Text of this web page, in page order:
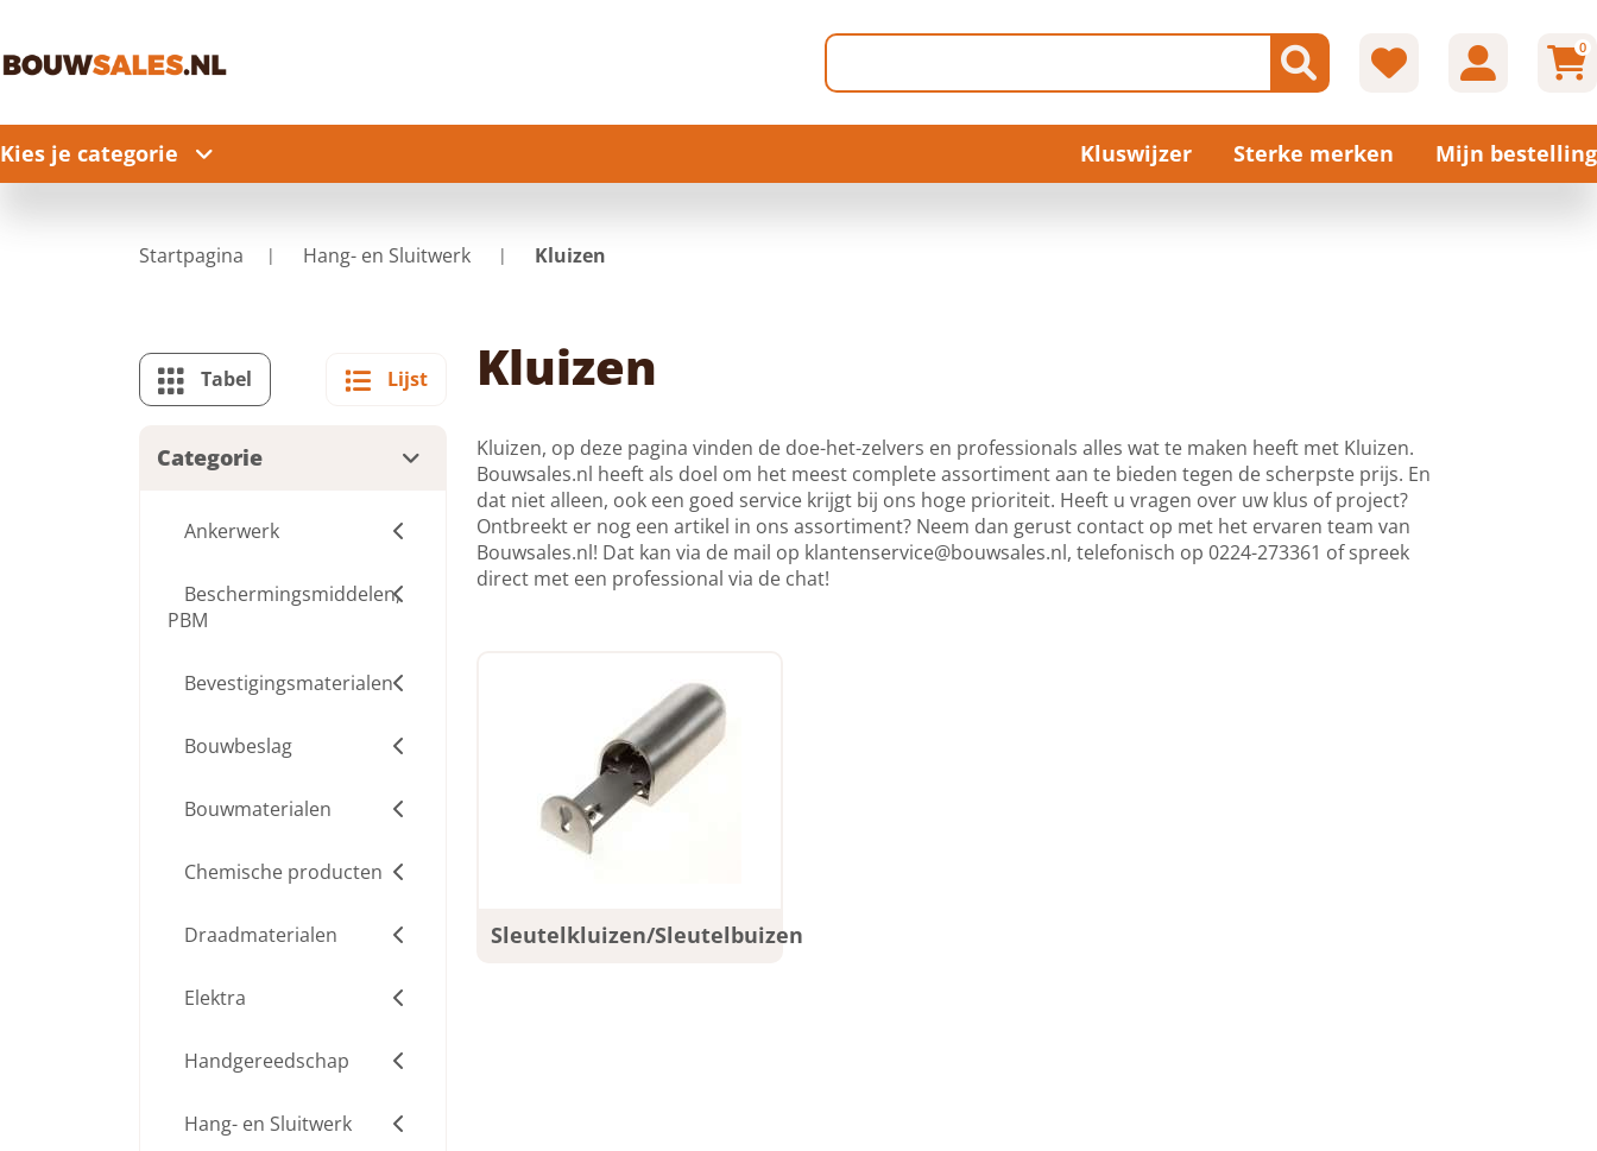
0
Kies je categorie Kluswijzer Sterke merken Mijn bestelling
Startpagina Hang- en Sluitwerk Kluizen
Tabel Lijst
Categorie
Ankerwerk
Beschermingsmiddelen,
PBM
Bevestigingsmaterialen
Bouwbeslag
Bouwmaterialen
Chemische producten
Draadmaterialen
Elektra
Handgereedschap
Hang- en Sluitwerk
Kluizen
Kluizen, op deze pagina vinden de doe-het-zelvers en professionals alles wat te maken heeft met Kluizen.
Bouwsales.nl heeft als doel om het meest complete assortiment aan te bieden tegen de scherpste prijs. En
dat niet alleen, ook een goed service krijgt bij ons hoge prioriteit. Heeft u vragen over uw klus of project?
Ontbreekt er nog een artikel in ons assortiment? Neem dan gerust contact op met het ervaren team van
Bouwsales.nl! Dat kan via de mail op klantenservice@bouwsales.nl, telefonisch op 0224-273361 of spreek
direct met een professional via de chat!
Sleutelkluizen/Sleutelbuizen